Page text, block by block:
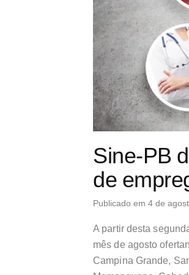
Sine-PB
de
Publicado em 4 de
A partir desta
mês de agosto
Campina Grande,